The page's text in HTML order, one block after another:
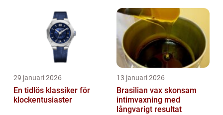
29 januari 2026
En tidlös klassiker för
klockentusiaster
13 januari 2026
Brasilian vax skonsam
intimvaxning med
långvarigt resultat